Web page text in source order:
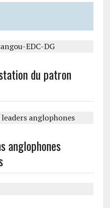
du patron
anglophones